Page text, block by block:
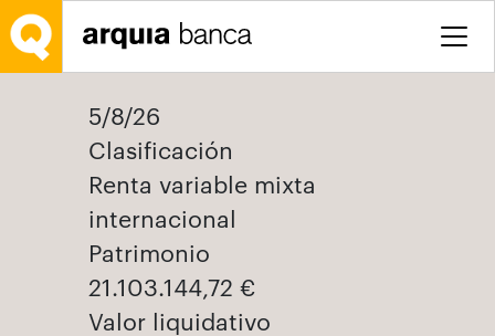
Saltar al contenido principal
5/8/26
Clasificación
Renta variable mixta
internacional
Patrimonio
21.103.144,72 €
Valor liquidativo